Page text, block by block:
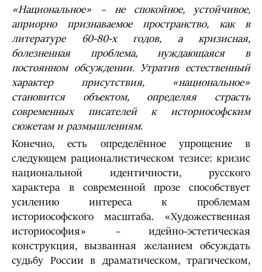
«Национальное» – не спокойное, устойчивое,
априорно признаваемое пространство, как в
литературе 60-80-х годов, а кризисная,
болезненная проблема, нуждающаяся в
постоянном обсуждении. Утратив естественный
характер присутствия, «национальное»
становится объектом, определяя страсть
современных писателей к историософским
сюжетам и размышлениям.
Конечно, есть определённое упрощение в
следующем рационалистическом тезисе: кризис
национальной идентичности, русского
характера в современной прозе способствует
усилению интереса к проблемам
историософского масштаба. «Художественная
историософия» – идейно-эстетическая
конструкция, вызванная желанием обсуждать
судьбу России в драматическом, трагическом,